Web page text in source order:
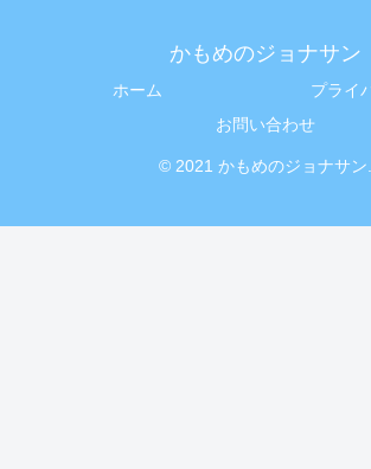
かもめのジョナサン
ホーム
プライ
お問い合わせ
© 2021 かもめのジョナサン.